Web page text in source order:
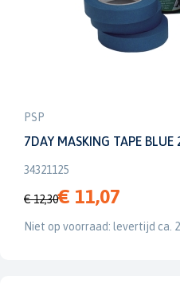
PSP
7DAY MASKING TAPE
34321125
€ 12,30€ 11,07
Niet op voorraad: levertijd ca.